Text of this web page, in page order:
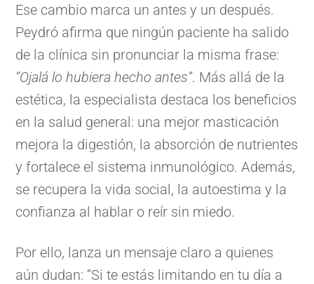
Ese cambio marca un antes y un después.
Peydró afirma que ningún paciente ha salido
de la clínica sin pronunciar la misma frase:
“Ojalá lo hubiera hecho antes”. Más allá de la
estética, la especialista destaca los beneficios
en la salud general: una mejor masticación
mejora la digestión, la absorción de nutrientes
y fortalece el sistema inmunológico. Además,
se recupera la vida social, la autoestima y la
confianza al hablar o reír sin miedo.
Por ello, lanza un mensaje claro a quienes
aún dudan: “Si te estás limitando en tu día a